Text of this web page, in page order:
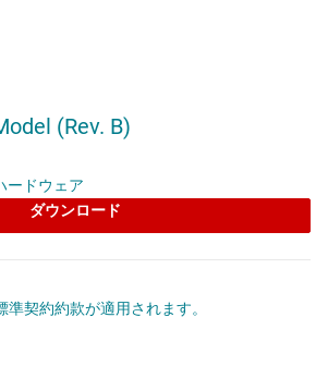
(Rev. B)
ードウェア
ダウンロード
契約約款が適用されます。